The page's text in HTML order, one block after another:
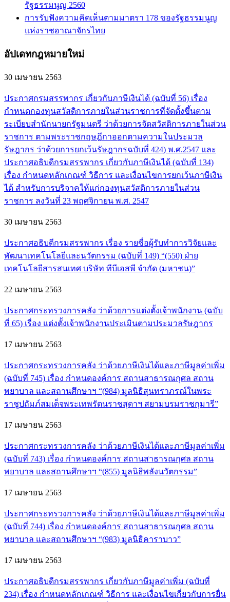
รัฐธรรมนูญ 2560
การรับฟังความคิดเห็นตามมาตรา 178 ของรัฐธรรมนูญ
แห่งราชอาณาจักรไทย
อัปเดทกฎหมายใหม่
30 เมษายน 2563
ประกาศกรมสรรพากร เกี่ยวกับภาษีเงินได้ (ฉบับที่ 56) เรื่อง
กำหนดกองทุนสวัสดิการภายในส่วนราชการที่จัดตั้งขึ้นตาม
ระเบียบสำนักนายกรัฐมนตรี ว่าด้วยการจัดสวัสดิการภายในส่วน
ราชการ ตามพระราชกฤษฎีกาออกตามความในประมวล
รัษฎากร ว่าด้วยการยกเว้นรัษฎากรฉบับที่ 424) พ.ศ.2547 และ
ประกาศอธิบดีกรมสรรพากร เกี่ยวกับภาษีเงินได้ (ฉบับที่ 134)
เรื่อง กำหนดหลักเกณฑ์ วิธีการ และเงื่อนไขการยกเว้นภาษีเงิน
ได้ สำหรับการบริจาคให้แก่กองทุนสวัสดิการภายในส่วน
ราชการ ลงวันที่ 23 พฤศจิกายน พ.ศ. 2547
30 เมษายน 2563
ประกาศอธิบดีกรมสรรพากร เรื่อง รายชื่อผู้รับทำการวิจัยและ
พัฒนาเทคโนโลยีและนวัตกรรม (ฉบับที่ 149) “(550) ฝ่าย
เทคโนโลยีสารสนเทศ บริษัท ทีบีเอสพี จำกัด (มหาชน)”
22 เมษายน 2563
ประกาศกระทรวงการคลัง ว่าด้วยการแต่งตั้งเจ้าพนักงาน (ฉบับ
ที่ 65) เรื่อง แต่งตั้งเจ้าพนักงานประเมินตามประมวลรัษฎากร
17 เมษายน 2563
ประกาศกระทรวงการคลัง ว่าด้วยภาษีเงินได้และภาษีมูลค่าเพิ่ม
(ฉบับที่ 745) เรื่อง กำหนดองค์การ สถานสาธารณกุศล สถาน
พยาบาล และสถานศึกษาฯ “(984) มูลนิธิสุนทราภรณ์ในพระ
ราชูปถัมภ์สมเด็จพระเทพรัตนราชสุดาฯ สยามบรมราชกุมารี”
17 เมษายน 2563
ประกาศกระทรวงการคลัง ว่าด้วยภาษีเงินได้และภาษีมูลค่าเพิ่ม
(ฉบับที่ 743) เรื่อง กำหนดองค์การ สถานสาธารณกุศล สถาน
พยาบาล และสถานศึกษาฯ “(855) มูลนิธิพลังนวัตกรรม”
17 เมษายน 2563
ประกาศกระทรวงการคลัง ว่าด้วยภาษีเงินได้และภาษีมูลค่าเพิ่ม
(ฉบับที่ 744) เรื่อง กำหนดองค์การ สถานสาธารณกุศล สถาน
พยาบาล และสถานศึกษาฯ “(983) มูลนิธิคาราบาว”
17 เมษายน 2563
ประกาศอธิบดีกรมสรรพากร เกี่ยวกับภาษีมูลค่าเพิ่ม (ฉบับที่
234) เรื่อง กำหนดหลักเกณฑ์ วิธีการ และเงื่อนไขเกี่ยวกับการยื่น